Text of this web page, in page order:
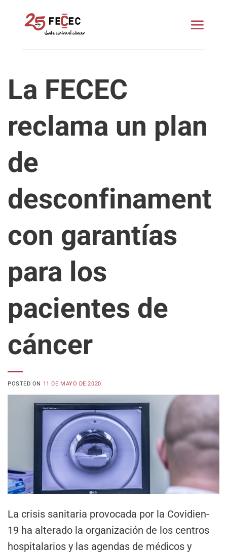
contenido
La FECEC
reclama un plan
de
desconfinament
con garantías
para los
pacientes de
cáncer
POSTED ON 11 DE MAYO DE 2020
La crisis sanitaria provocada por la Covidien-
19 ha alterado la organización de los centros
hospitalarios y las agendas de médicos y